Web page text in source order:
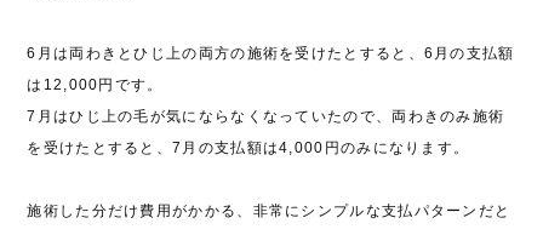
6月は両わきとひじ上の両方の施術を受けたとすると、6月の支払額
は12,000円です。
7月はひじ上の毛が気にならなくなっていたので、両わきのみ施術
を受けたとすると、7月の支払額は4,000円のみになります。
施術した分だけ費用がかかる、非常にシンプルな支払パターンだと